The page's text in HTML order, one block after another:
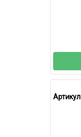
Артикул